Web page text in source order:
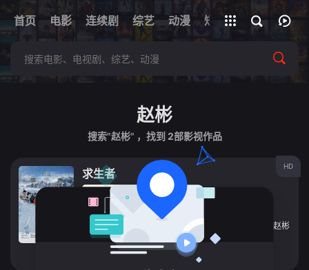
首页 电影 连续剧 综艺 动漫 短剧 网址
全部影片
赵彬
搜索"赵彬" ，找到 2部影视作品
HD
求生者
电影 2016
中国大陆
导演：杨涛
主演：陈旺林 刘艺丹 / 赵彬
立即播放